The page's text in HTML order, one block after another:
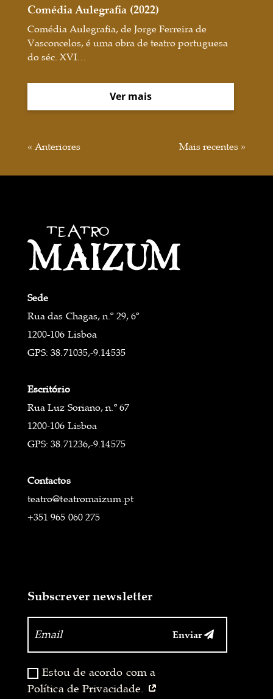
Comédia Aulegrafia (2022)
Comédia Aulegrafia, de Jorge Ferreira de
Vasconcelos, é uma obra de teatro portuguesa
do séc. XVI…
Ver mais
« Anteriores Mais recentes »
Sede
Rua das Chagas, n.º 29, 6º
1200-106 Lisboa
GPS: 38.71035,-9.14535
Escritório
Rua Luz Soriano, n.º 67
1200-106 Lisboa
GPS: 38.71236,-9.14575
Contactos
teatro@teatromaizum.pt
+351 965 060 275
Subscrever newsletter
Estou de acordo com a
Política de Privacidade.
Enviar